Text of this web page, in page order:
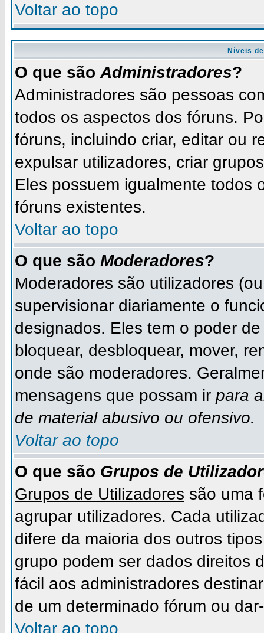
Voltar ao topo
Níveis
O que são Administradores?
Administradores são pessoas
todos os aspectos dos fóruns.
fóruns, incluindo criar, editar ou
expulsar utilizadores, criar
Eles possuem igualmente todos
fóruns existentes.
Voltar ao topo
O que são Moderadores?
Moderadores são utilizadores
supervisionar diariamente o
designados. Eles tem o poder
bloquear, desbloquear, mover,
onde são moderadores.
mensagens que possam ir para
de material abusivo ou ofensivo.
Voltar ao topo
O que são Grupos de
Grupos de Utilizadores são uma
agrupar utilizadores. Cada
difere da maioria dos outros
grupo podem ser dados direitos
fácil aos administradores
de um determinado fórum ou
Voltar ao topo